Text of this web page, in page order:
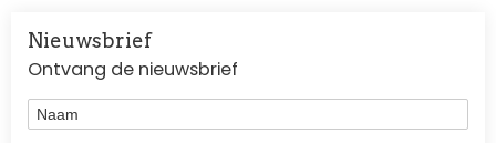
Nieuwsbrief
Ontvang de nieuwsbrief
Naam